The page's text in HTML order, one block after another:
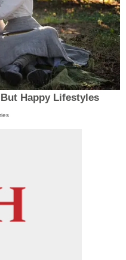
Happy Lifestyles